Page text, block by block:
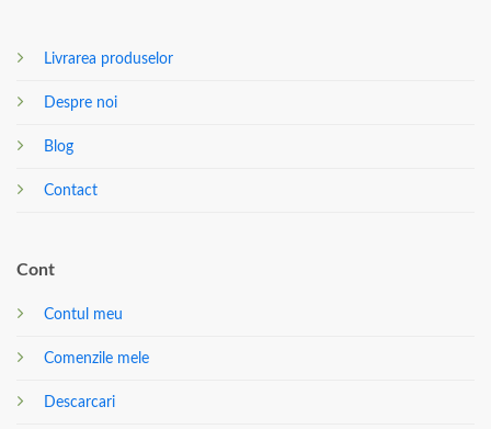
Livrarea produselor
Despre noi
Blog
Contact
Cont
Contul meu
Comenzile mele
Descarcari